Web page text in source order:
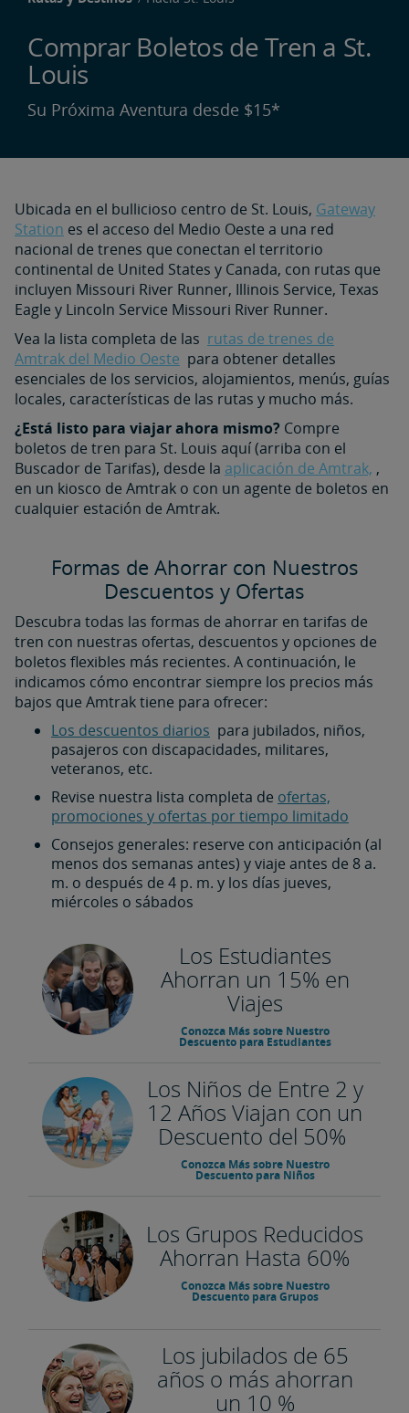
Comprar Boletos de Tren a St.
Louis
Su Próxima Aventura desde $15*
Ubicada en el bullicioso centro de St. Louis, Gateway
Station es el acceso del Medio Oeste a una red
nacional de trenes que conectan el territorio
continental de United States y Canada, con rutas que
incluyen Missouri River Runner, Illinois Service, Texas
Eagle y Lincoln Service Missouri River Runner.
Vea la lista completa de las rutas de trenes de
Amtrak del Medio Oeste para obtener detalles
esenciales de los servicios, alojamientos, menús, guías
locales, características de las rutas y mucho más.
¿Está listo para viajar ahora mismo? Compre
boletos de tren para St. Louis aquí (arriba con el
Buscador de Tarifas), desde la aplicación de Amtrak, ,
en un kiosco de Amtrak o con un agente de boletos en
cualquier estación de Amtrak.
Formas de Ahorrar con Nuestros
Descuentos y Ofertas
Descubra todas las formas de ahorrar en tarifas de
tren con nuestras ofertas, descuentos y opciones de
boletos flexibles más recientes. A continuación, le
indicamos cómo encontrar siempre los precios más
bajos que Amtrak tiene para ofrecer:
Los descuentos diarios para jubilados, niños,
pasajeros con discapacidades, militares,
veteranos, etc.
Revise nuestra lista completa de ofertas,
promociones y ofertas por tiempo limitado
Consejos generales: reserve con anticipación (al
menos dos semanas antes) y viaje antes de 8 a.
m. o después de 4 p. m. y los días jueves,
miércoles o sábados
Los Estudiantes
Ahorran un 15% en
Viajes
Conozca Más sobre Nuestro
Descuento para Estudiantes
Los Niños de Entre 2 y
12 Años Viajan con un
Descuento del 50%
Conozca Más sobre Nuestro
Descuento para Niños
Los Grupos Reducidos
Ahorran Hasta 60%
Conozca Más sobre Nuestro
Descuento para Grupos
Los jubilados de 65
años o más ahorran
un 10 %